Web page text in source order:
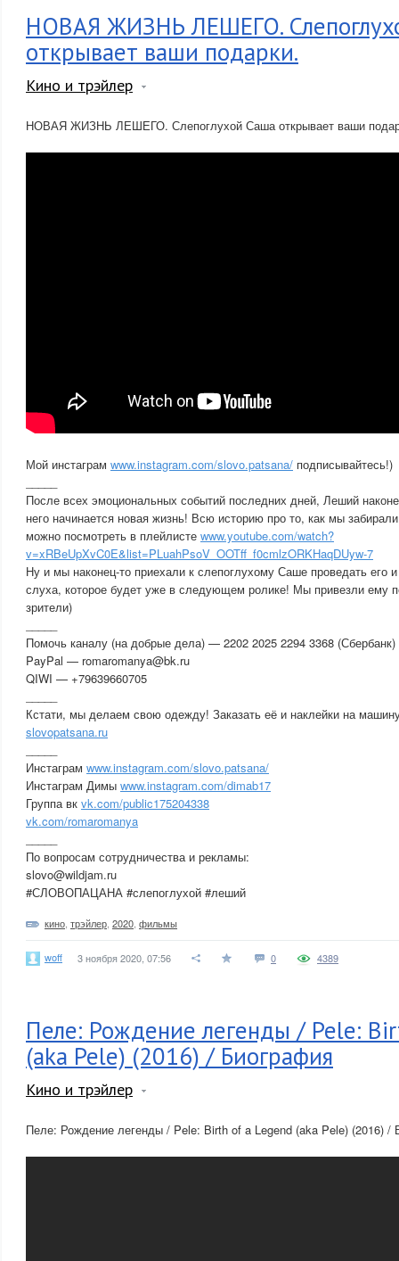
НОВАЯ ЖИЗНЬ ЛЕШЕГО.
открывает ваши подарки.
Кино и трэйлер
НОВАЯ ЖИЗНЬ ЛЕШЕГО. Слепоглухой Саша открывает ваши
Мой инстаграм www.instagram.com/slovo.patsana/ подписывайтесь!)
После всех эмоциональных событий последних дней, Леший
него начинается новая жизнь! Всю историю про то, как мы
можно посмотреть в плейлисте www.youtube.com/watch?
v=xRBeUpXvC0E&list=PLuahPsoV_OOTff_f0cmlzORKHaqDUyw-7
Ну и мы наконец-то приехали к слепоглухому Саше проведать его
слуха, которое будет уже в следующем ролике! Мы привезли ему
зрители)
Помочь каналу (на добрые дела) — 2202 2025 2294 3368 (Сбербанк)
PayPal — romaromanya@bk.ru
QIWI — +79639660705
Кстати, мы делаем свою одежду! Заказать её и наклейки на
slovopatsana.ru
Инстаграм www.instagram.com/slovo.patsana/
Инстаграм Димы www.instagram.com/dimab17
Группа вк vk.com/public175204338
vk.com/romaromanya
По вопросам сотрудничества и рекламы:
slovo@wildjam.ru
#СЛОВОПАЦАНА #слепоглухой #леший
кино трэйлер 2020 фильмы
woff 3 ноября 2020, 07:56 0 4389
Пеле: Рождение легенды / Pele:
(aka Pele) (2016) / Биография
Кино и трэйлер
Пеле: Рождение легенды / Pele: Birth of a Legend (aka Pele) (2016) /